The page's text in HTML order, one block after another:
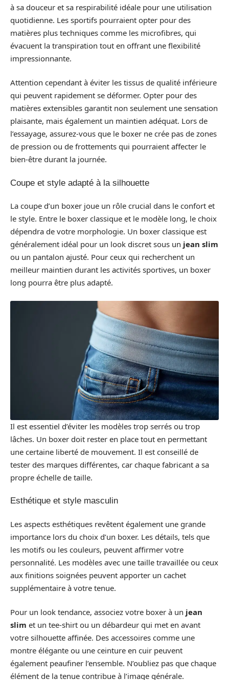
à sa douceur et sa respirabilité idéale pour une utilisation
quotidienne. Les sportifs pourraient opter pour des
matières plus techniques comme les microfibres, qui
évacuent la transpiration tout en offrant une flexibilité
impressionnante.
Attention cependant à éviter les tissus de qualité inférieure
qui peuvent rapidement se déformer. Opter pour des
matières extensibles garantit non seulement une sensation
plaisante, mais également un maintien adéquat. Lors de
l’essayage, assurez-vous que le boxer ne crée pas de zones
de pression ou de frottements qui pourraient affecter le
bien-être durant la journée.
Coupe et style adapté à la silhouette
La coupe d’un boxer joue un rôle crucial dans le confort et
le style. Entre le boxer classique et le modèle long, le choix
dépendra de votre morphologie. Un boxer classique est
généralement idéal pour un look discret sous un jean slim
ou un pantalon ajusté. Pour ceux qui recherchent un
meilleur maintien durant les activités sportives, un boxer
long pourra être plus adapté.
Il est essentiel d’éviter les modèles trop serrés ou trop
lâches. Un boxer doit rester en place tout en permettant
une certaine liberté de mouvement. Il est conseillé de
tester des marques différentes, car chaque fabricant a sa
propre échelle de taille.
Esthétique et style masculin
Les aspects esthétiques revêtent également une grande
importance lors du choix d’un boxer. Les détails, tels que
les motifs ou les couleurs, peuvent affirmer votre
personnalité. Les modèles avec une taille travaillée ou ceux
aux finitions soignées peuvent apporter un cachet
supplémentaire à votre tenue.
Pour un look tendance, associez votre boxer à un jean
slim et un tee-shirt ou un débardeur qui met en avant
votre silhouette affinée. Des accessoires comme une
montre élégante ou une ceinture en cuir peuvent
également peaufiner l’ensemble. N’oubliez pas que chaque
élément de la tenue contribue à l’image générale.